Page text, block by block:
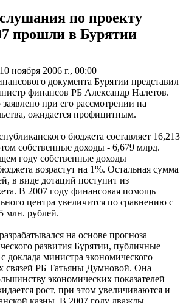
по проекту
прошли в Бурятии
10 ноября 2006 г., 00:00
документа Бурятии представил
финансов РБ Александр Налетов.
при его рассмотрении на
ожидается профицитным.
бюджета составляет 16,213
собственные доходы - 6,679 млрд.
году собственные доходы
возрастут на 1%. Остальная сумма
в виде дотаций поступит из
В 2007 году финансовая помощь
центра увеличится по сравнению с
млн. рублей.
на основе прогноза
развития Бурятии, публичные
доклада министра экономического
связей РБ Татьяны Думновой. Она
экономических показателей
рост, при этом увеличиваются и